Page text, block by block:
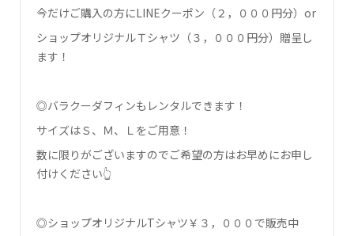
今だけご購入の方にLINEクーポン（２，０００円分）or
ショップオリジナルＴシャツ（３，０００円分）贈呈し
ます！
◎バラクーダフィンもレンタルできます！
サイズはＳ、Ｍ、Ｌをご用意！
数に限りがございますのでご希望の方はお早めにお申し
付けください👆
◎ショップオリジナルTシャツ￥３，０００で販売中